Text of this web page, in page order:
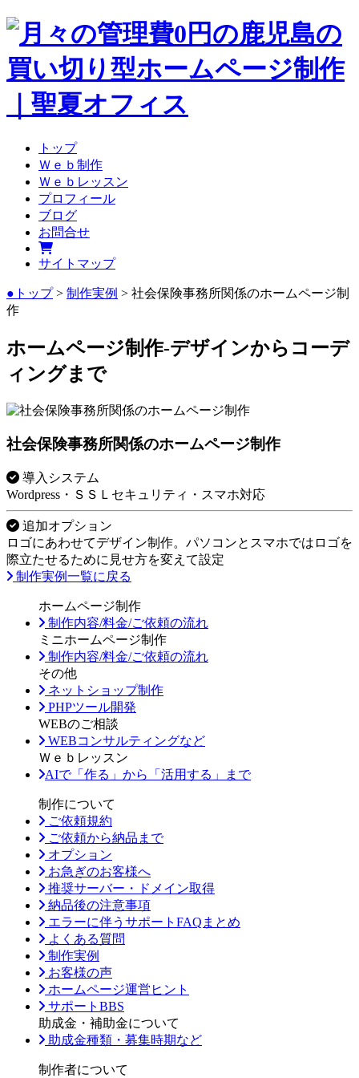
トップ
Ｗｅｂ制作
Ｗｅｂレッスン
プロフィール
ブログ
お問合せ
サイトマップ
●トップ> 制作実例 > 社会保険事務所関係のホームページ制
作
ホームページ制作-デザインからコーデ
ィングまで
社会保険事務所関係のホームページ制作
導入システム
Wordpress・ＳＳＬセキュリティ・スマホ対応
追加オプション
ロゴにあわせてデザイン制作。パソコンとスマホではロゴを
際立たせるために見せ方を変えて設定
制作実例一覧に戻る
ホームページ制作
制作内容/料金/ご依頼の流れ
ミニホームページ制作
制作内容/料金/ご依頼の流れ
その他
ネットショップ制作
PHPツール開発
WEBのご相談
WEBコンサルティングなど
Ｗｅｂレッスン
AIで「作る」から「活用する」まで
制作について
ご依頼規約
ご依頼から納品まで
オプション
お急ぎのお客様へ
推奨サーバー・ドメイン取得
納品後の注意事項
エラーに伴うサポートFAQまとめ
よくある質問
制作実例
お客様の声
ホームページ運営ヒント
サポートBBS
助成金・補助金について
助成金種類・募集時期など
制作者について